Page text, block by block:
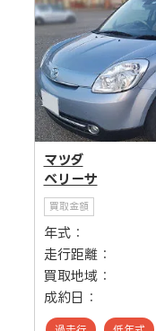
マツダ
ベリーサ
買取金額
年式：
走行距離：
買取地域：
成約日：